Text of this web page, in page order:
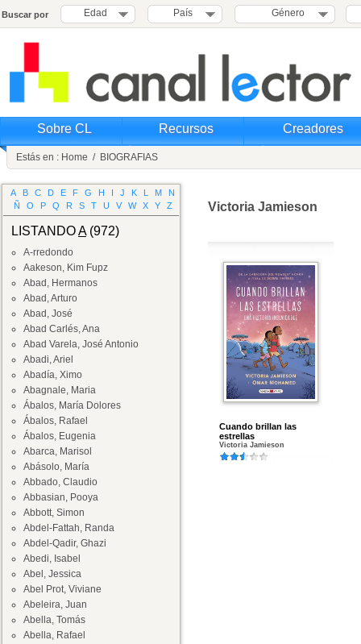
Buscar por Edad País Género
Sobre CL Recursos Creadores
Estás en : Home / BIOGRAFIAS
A B C D E F G H I J K L M
N
Ñ
O P Q R S T U V W X Y Z
LISTANDOA(972)
A-rredondo
Aakeson, Kim Fupz
Abad, Hermanos
Abad, Arturo
Abad, José
Abad Carlés, Ana
Abad Varela, José Antonio
Abadi, Ariel
Abadía, Ximo
Abagnale, Maria
Ábalos, María Dolores
Ábalos, Rafael
Ábalos, Eugenia
Abarca, Marisol
Abásolo, María
Abbado, Claudio
Abbasian, Pooya
Abbott, Simon
Abdel-Fattah, Randa
Abdel-Qadir, Ghazi
Abedi, Isabel
Abel, Jessica
Abel Prot, Viviane
Abeleira, Juan
Abella, Tomás
Abella, Rafael
Victoria Jamieson
Cuando brillan las
estrellas
Victoria Jamieson